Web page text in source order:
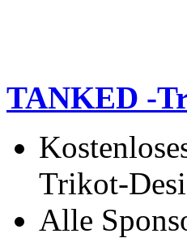
TANKED -
Trikot-
Alle